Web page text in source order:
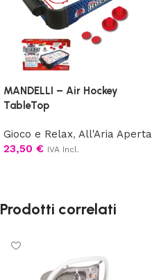
MANDELLI – Air Hockey
TableTop
Gioco e Relax, All'Aria Aperta
23,50 € IVA Incl.
Prodotti correlati